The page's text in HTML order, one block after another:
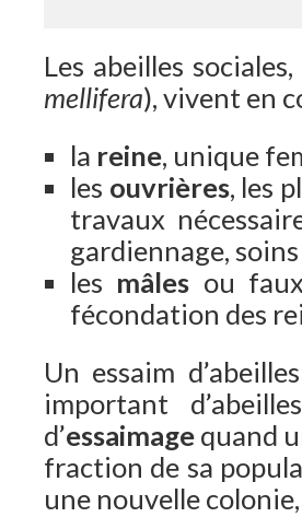
Les abeilles
mellifera), vivent en
la reine, unique
les ouvrières, les
travaux
gardiennage,
les mâles ou
fécondation des
Un essaim
important
d’essaimage quand
fraction de sa
une nouvelle